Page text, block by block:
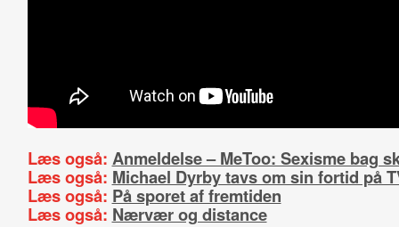
Læs også: Anmeldelse – MeToo: Sexisme bag
Læs også: Michael Dyrby tavs om sin fortid på
Læs også: På sporet af fremtiden
Læs også: Nærvær og distance